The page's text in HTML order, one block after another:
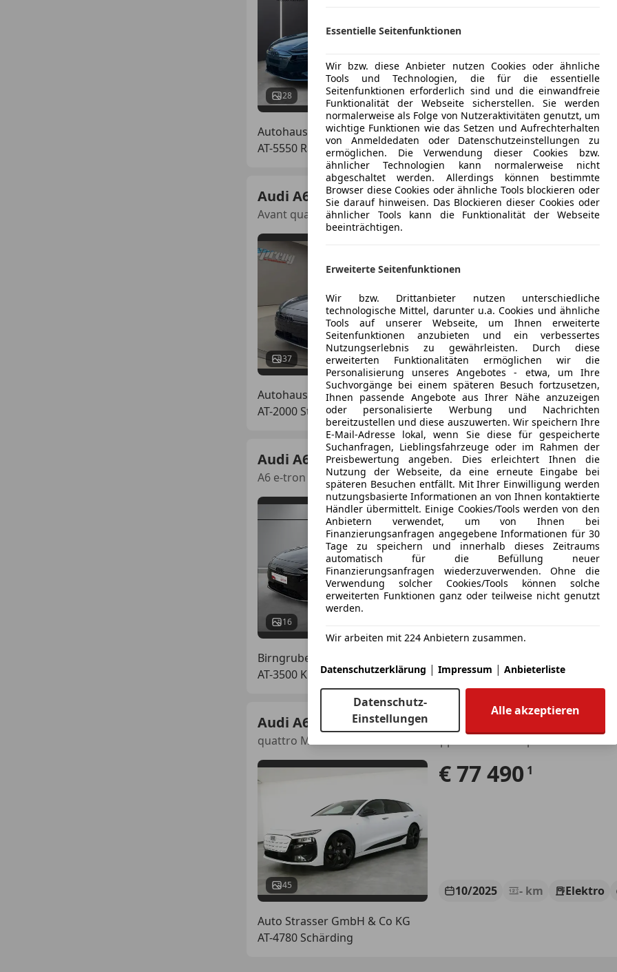
28 10/2025 1 km Elektro
Autohaus Radstadt GmbH
AT-5550 Radstadt
Audi A6 e-tron
Avant quattro 429PS - nur € 79.999,-*
37 04/2026 3 333 km
Autohaus Spreng Stockerau
AT-2000 Stockerau
Audi A6 e-tron
A6 e-tron Avant quattro 100kWh
16
€ 86 8701
Birngruber GmbH & Co KG
AT-3500 Krems
Audi A6 e-tron
quattro Matrix Navi Ahk ACC DAB App virtual Headup
45
€ 77 490 1
10/2025 - km Elektro
Auto Strasser GmbH & Co KG
AT-4780 Schärding
Essentielle Seitenfunktionen
Wir bzw. diese Anbieter nutzen Cookies oder ähnliche
Tools und Technologien, die für die essentielle
Seitenfunktionen erforderlich sind und die einwandfreie
Funktionalität der Webseite sicherstellen. Sie werden
normalerweise als Folge von Nutzeraktivitäten genutzt, um
wichtige Funktionen wie das Setzen und Aufrechterhalten
von Anmeldedaten oder Datenschutzeinstellungen zu
ermöglichen. Die Verwendung dieser Cookies bzw.
ähnlicher Technologien kann normalerweise nicht
abgeschaltet werden. Allerdings können bestimmte
Browser diese Cookies oder ähnliche Tools blockieren oder
Sie darauf hinweisen. Das Blockieren dieser Cookies oder
ähnlicher Tools kann die Funktionalität der Webseite
beeinträchtigen.
Erweiterte Seitenfunktionen
Wir bzw. Drittanbieter nutzen unterschiedliche
technologische Mittel, darunter u.a. Cookies und ähnliche
Tools auf unserer Webseite, um Ihnen erweiterte
Seitenfunktionen anzubieten und ein verbessertes
Nutzungserlebnis zu gewährleisten. Durch diese
erweiterten Funktionalitäten ermöglichen wir die
Personalisierung unseres Angebotes - etwa, um Ihre
Suchvorgänge bei einem späteren Besuch fortzusetzen,
Ihnen passende Angebote aus Ihrer Nähe anzuzeigen
oder personalisierte Werbung und Nachrichten
bereitzustellen und diese auszuwerten. Wir speichern Ihre
E-Mail-Adresse lokal, wenn Sie diese für gespeicherte
Suchanfragen, Lieblingsfahrzeuge oder im Rahmen der
Preisbewertung angeben. Dies erleichtert Ihnen die
Nutzung der Webseite, da eine erneute Eingabe bei
späteren Besuchen entfällt. Mit Ihrer Einwilligung werden
nutzungsbasierte Informationen an von Ihnen kontaktierte
Händler übermittelt. Einige Cookies/Tools werden von den
Anbietern verwendet, um von Ihnen bei
Finanzierungsanfragen angegebene Informationen für 30
Tage zu speichern und innerhalb dieses Zeitraums
automatisch für die Befüllung neuer
Finanzierungsanfragen wiederzuverwenden. Ohne die
Verwendung solcher Cookies/Tools können solche
erweiterten Funktionen ganz oder teilweise nicht genutzt
werden.
Wir arbeiten mit 224 Anbietern zusammen.
Datenschutzerklärung | Impressum | Anbieterliste
Datenschutz-
Einstellungen
Alle akzeptieren